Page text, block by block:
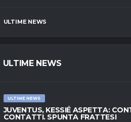
ULTIME NEWS
ULTIME NEWS
ULTIME NEWS
JUVENTUS, KESSIÉ ASPETTA:
CONTATTI. SPUNTA FRATTESI